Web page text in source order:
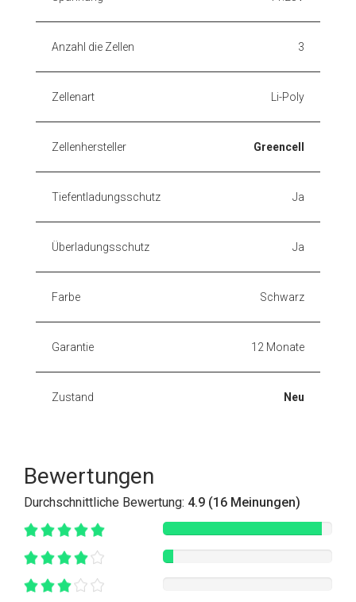
Anzahl die Zellen 3
Zellenart Li-Poly
Zellenhersteller Greencell
Tiefentladungsschutz Ja
Überladungsschutz Ja
Farbe Schwarz
Garantie 12 Monate
Zustand Neu
Bewertungen
Durchschnittliche Bewertung: 4.9 (16 Meinungen)